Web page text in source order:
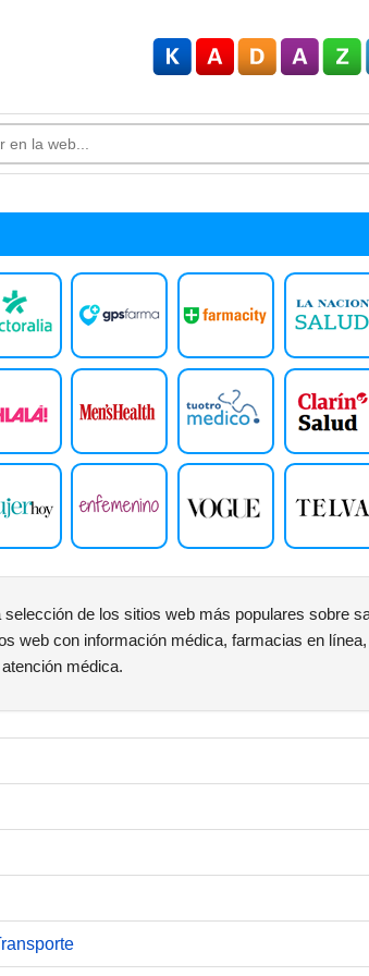
selección de los sitios web más populares sobre
web con información médica, farmacias en
médica.